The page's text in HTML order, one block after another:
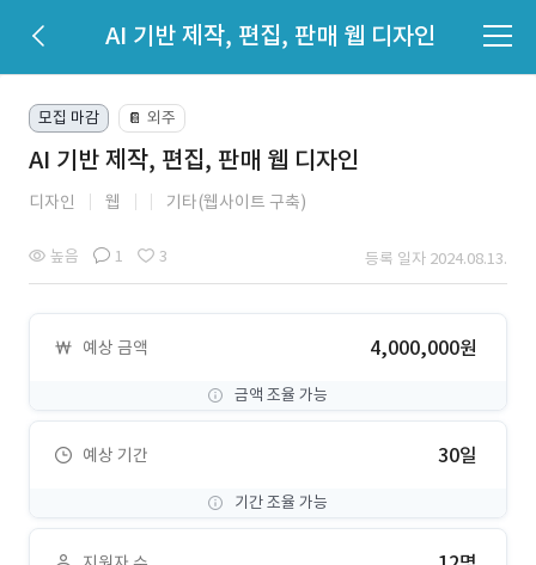
AI 기반 제작, 편집, 판매 웹 디자인
모집 마감 📔 외주
AI 기반 제작, 편집, 판매 웹 디자인
디자인 웹 기타(웹사이트 구축)
높음 1 3 등록 일자 2024.08.13.
예상 금액 4,000,000원
금액 조율 가능
예상 기간 30일
기간 조율 가능